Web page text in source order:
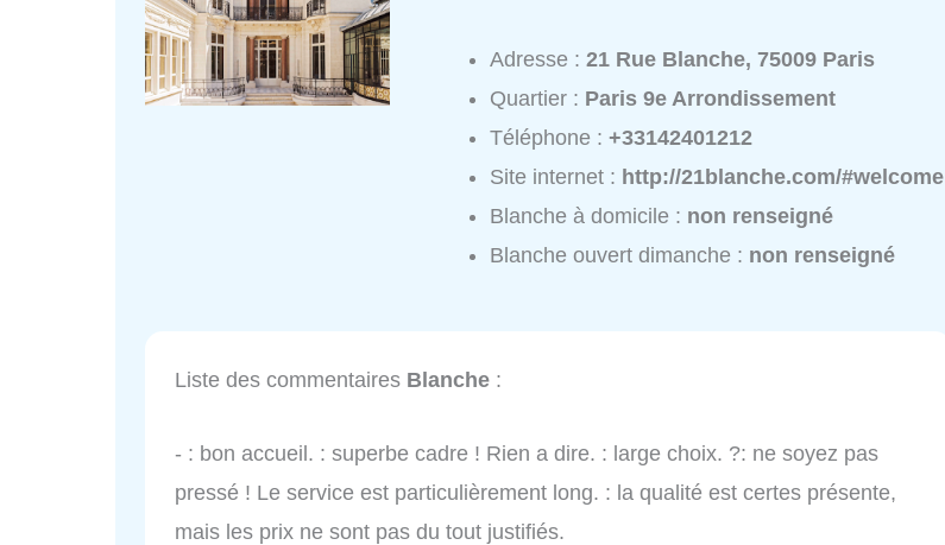
Adresse :21 Rue Blanche, 75009 Paris
Quartier : Paris 9e Arrondissement
Téléphone :+33142401212
Site internet : http://21blanche.com/#welcome
Blanche à domicile : non renseigné
Blanche ouvert dimanche : non renseigné
Liste des commentaires Blanche :
- : bon accueil. : superbe cadre ! Rien a dire. : large choix. ?: ne soyez pas
pressé ! Le service est particulièrement long. : la qualité est certes présente,
mais les prix ne sont pas du tout justifiés.